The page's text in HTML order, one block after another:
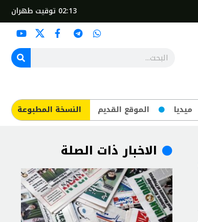
02:13 توقيت طهران
ميديا الموقع القديم ​النسخة المطبوعة
الاخبار ذات الصلة